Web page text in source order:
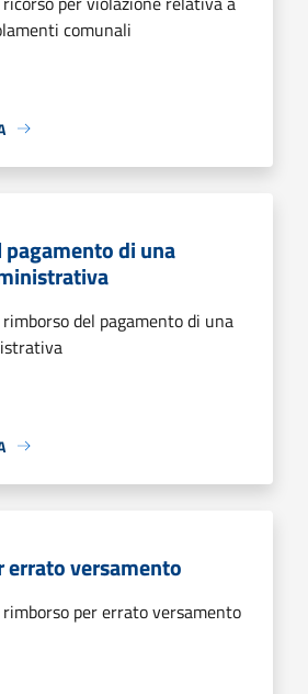
comunali
di una
del pagamento di una
errato versamento
per errato versamento